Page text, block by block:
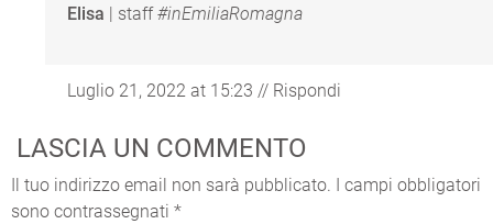
Elisa | staff#inEmiliaRomagna
Luglio 21, 2022 at 15:23 // Rispondi
LASCIA UN COMMENTO
Il tuo indirizzo email non sarà pubblicato. I campi obbligatori
sono contrassegnati *